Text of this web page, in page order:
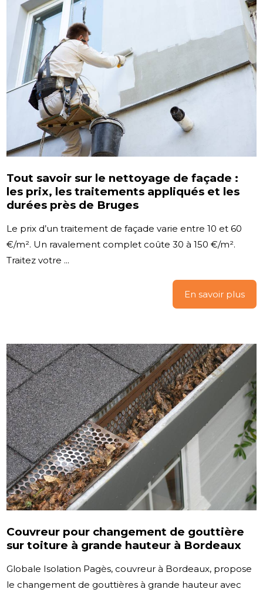
Tout savoir sur le nettoyage de façade :
les prix, les traitements appliqués et les
durées près de Bruges
Le prix d’un traitement de façade varie entre 10 et 60
€/m². Un ravalement complet coûte 30 à 150 €/m².
Traitez votre ...
En savoir plus
Couvreur pour changement de gouttière
sur toiture à grande hauteur à Bordeaux
Globale Isolation Pagès, couvreur à Bordeaux, propose
le changement de gouttières à grande hauteur avec